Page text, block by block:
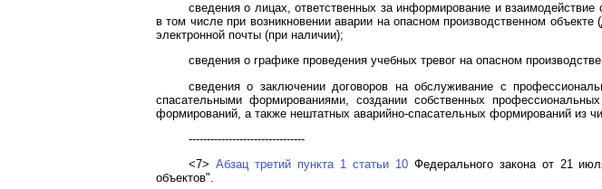
сведения о лицах, ответственных за информирование и
в том числе при возникновении аварии на опасном производственном
электронной почты (при наличии);
сведения о графике проведения учебных тревог на опасном
сведения о заключении договоров на обслуживание с
спасательными формированиями, создании собственных
формирований, а также нештатных аварийно-спасательных формирований из
--------------------------------
<7> Абзац третий пункта 1 статьи 10Федерального закона от 21
объектов".